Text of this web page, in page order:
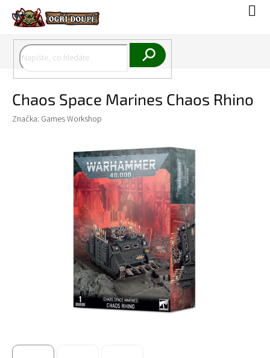
obsah
Chaos Space Marines Chaos Rhino
Značka: Games Workshop